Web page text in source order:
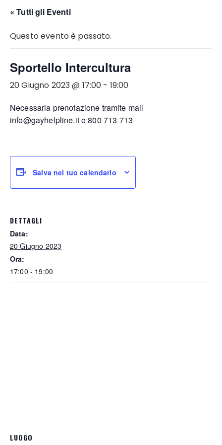
« Tutti gli Eventi
Questo evento è passato.
Sportello Intercultura
20 Giugno 2023 @ 17:00 - 19:00
Necessaria prenotazione tramite mail
info@gayhelpline.ito 800 713 713
Salva nel tuo calendario
DETTAGLI
Data:
20 Giugno 2023
Ora:
17:00 - 19:00
LUOGO